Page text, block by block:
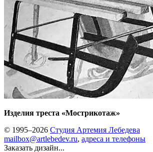
Изделия треста «Мострикотаж»
© 1995–2026 Студия Артемия Лебедева
mailbox@artlebedev.ru, адреса и телефоны
Заказать дизайн...